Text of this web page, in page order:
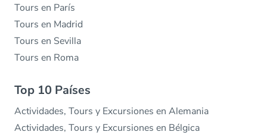
Tours en París
Tours en Madrid
Tours en Sevilla
Tours en Roma
Top 10 Países
Actividades, Tours y Excursiones en Alemania
Actividades, Tours y Excursiones en Bélgica